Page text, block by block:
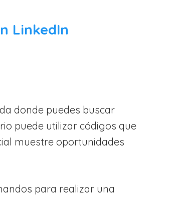
LinkedIn
donde puedes buscar
puede utilizar códigos que
muestre oportunidades
para realizar una